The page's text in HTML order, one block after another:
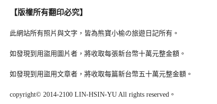
【版權所有翻印必究】
此網站所有照片與文字，皆為熊寶小榆の旅遊日記所有。
如發現到用盜用圖片者，將收取每張新台幣十萬元整金額。
如發現到用盜用文章者，將收取每篇新台幣五十萬元整金額。
copyright© 2014-2100 LIN-HSIN-YU All rights reserved。